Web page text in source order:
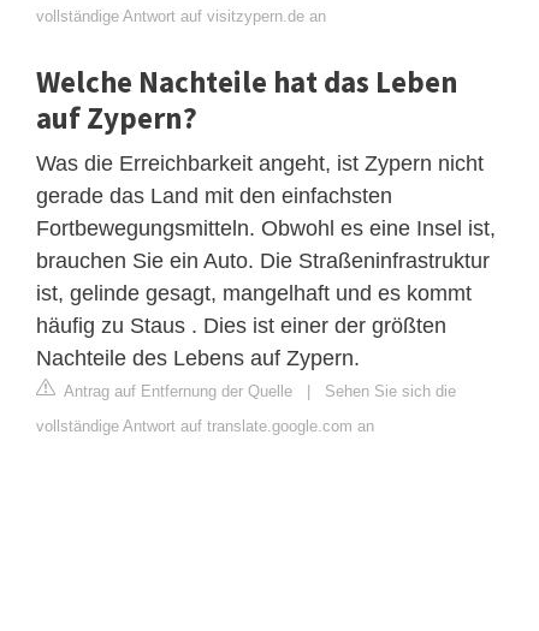
vollständige Antwort auf visitzypern.de an
Welche Nachteile hat das Leben
auf Zypern?
Was die Erreichbarkeit angeht, ist Zypern nicht
gerade das Land mit den einfachsten
Fortbewegungsmitteln. Obwohl es eine Insel ist,
brauchen Sie ein Auto. Die Straßeninfrastruktur
ist, gelinde gesagt, mangelhaft und es kommt
häufig zu Staus . Dies ist einer der größten
Nachteile des Lebens auf Zypern.
Antrag auf Entfernung der Quelle
Sehen Sie sich die
vollständige Antwort auf translate.google.com an